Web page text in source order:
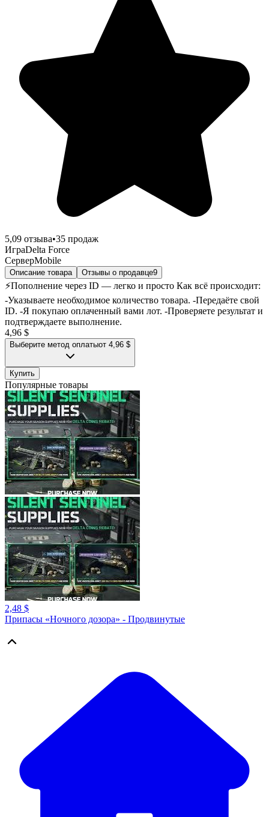
5,09 отзыва•35 продаж
ИграDelta Force
СерверMobile
Описание товара Отзывы о продавце9
⚡️Пополнение через ID — легко и просто Как всё происходит:
-Указываете необходимое количество товара. -Передаёте свой
ID. -Я покупаю оплаченный вами лот. -Проверяете результат и
подтверждаете выполнение.
4,96 $
Выберите метод оплатыот 4,96 $
Купить
Популярные товары
2,48 $
Припасы «Ночного дозора» - Продвинутые